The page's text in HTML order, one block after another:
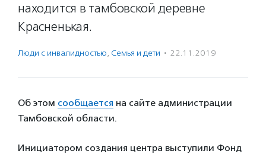
находится в тамбовской деревне
Красненькая.
Люди с инвалидностью, Семья и дети · 22.11.2019
Об этом сообщается на сайте администрации
Тамбовской области.
Инициатором создания центра выступили Фонд